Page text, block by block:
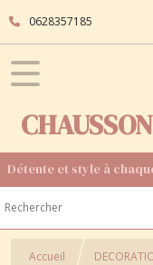
0628357185
Détente et style à
Accueil